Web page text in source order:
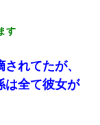
して…
義弟の子じゃな
ヘラと部屋に入っ
す
れてたが、
は全て彼女が